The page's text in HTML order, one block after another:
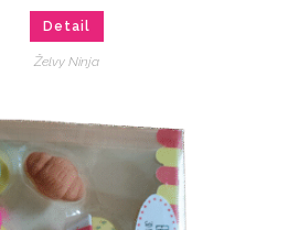
Detail
Želvy Ninja